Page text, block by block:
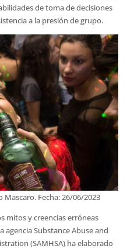
de toma de decisiones
a la presión de grupo.
Fecha: 26/06/2023
mitos y creencias erróneas
agencia Substance Abuse and
(SAMHSA) ha elaborado